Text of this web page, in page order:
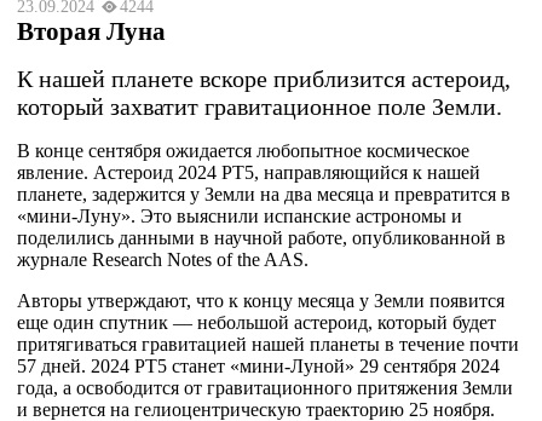
23.09.2024 4244
Вторая Луна
К нашей планете вскоре приблизится астероид,
который захватит гравитационное поле Земли.
В конце сентября ожидается любопытное космическое
явление. Астероид 2024 PT5, направляющийся к нашей
планете, задержится у Земли на два месяца и превратится в
«мини-Луну». Это выяснили испанские астрономы и
поделились данными в научной работе, опубликованной в
журнале Research Notes of the AAS.
Авторы утверждают, что к концу месяца у Земли появится
еще один спутник — небольшой астероид, который будет
притягиваться гравитацией нашей планеты в течение почти
57 дней. 2024 PT5 станет «мини-Луной» 29 сентября 2024
года, а освободится от гравитационного притяжения Земли
и вернется на гелиоцентрическую траекторию 25 ноября.